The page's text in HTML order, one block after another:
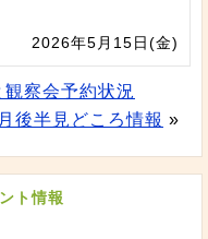
2026年5月15日(金)
察会予約状況
後半見どころ情報 »
ト情報